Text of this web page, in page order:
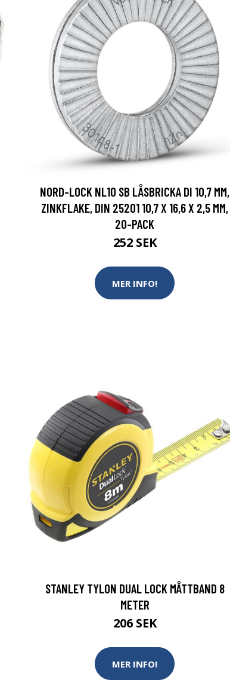
NORD-LOCK NL10 SB LÅSBRICKA DI 10,7 MM,
ZINKFLAKE, DIN 25201 10,7 X 16,6 X 2,5 MM,
20-PACK
252 SEK
MER INFO!
STANLEY TYLON DUAL LOCK MÅTTBAND 8
METER
206 SEK
MER INFO!